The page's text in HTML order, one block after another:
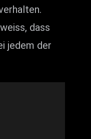
dass
jedem der